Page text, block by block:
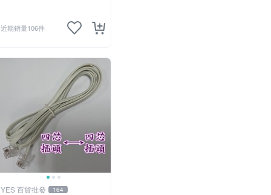
近期銷量106件
YES 百貨批發 164